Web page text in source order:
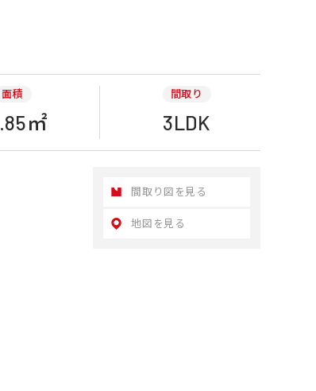
面積
㎡
間取り
3LDK
間取り図を見る
地図を見る